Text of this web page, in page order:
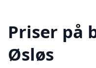
Priser på
Øsløs